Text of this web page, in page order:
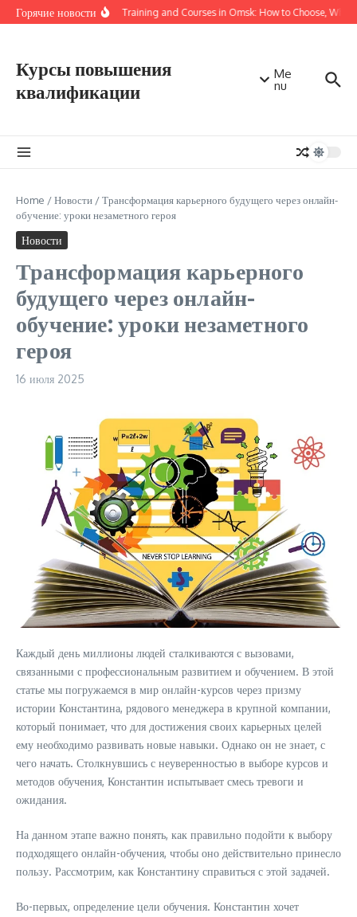
Перейти к содержанию
Горячие новостиOnline Training and Courses in Omsk: How to Choose,
Курсы повышения
квалификации
Me
nu
Home /Новости /Трансформация карьерного будущего через онлайн-
обучение: уроки незаметного героя
Новости
Трансформация карьерного
будущего через онлайн-
обучение: уроки незаметного
героя
16 июля 2025
Каждый день миллионы людей сталкиваются с вызовами,
связанными с профессиональным развитием и обучением. В этой
статье мы погружаемся в мир онлайн-курсов через призму
истории Константина, рядового менеджера в крупной компании,
который понимает, что для достижения своих карьерных целей
ему необходимо развивать новые навыки. Однако он не знает, с
чего начать. Столкнувшись с неуверенностью в выборе курсов и
методов обучения, Константин испытывает смесь тревоги и
ожидания.
На данном этапе важно понять, как правильно подойти к выбору
подходящего онлайн-обучения, чтобы оно действительно принесло
пользу. Рассмотрим, как Константину справиться с этой задачей.
Во-первых, определение цели обучения. Константин хочет